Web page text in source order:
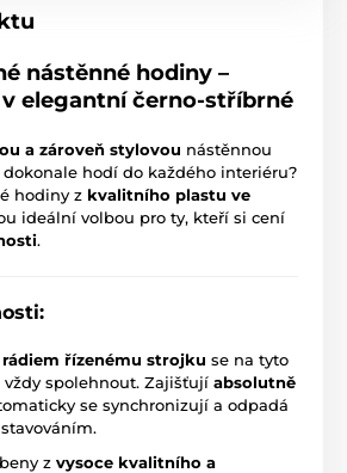
nástěnné hodiny –
elegantní černo-stříbrné
a zároveň stylovou nástěnnou
dokonale hodí do každého interiéru?
hodiny z kvalitního plastu ve
ideální volbou pro ty, kteří si cení
.
rádiem řízenému strojku se na tyto
spolehnout. Zajišťují absolutně
se synchronizují a odpadá
z vysoce kvalitního a